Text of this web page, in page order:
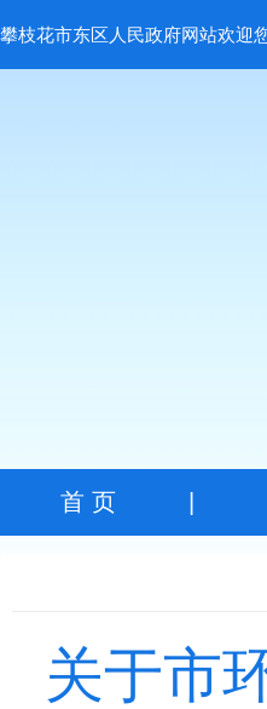
攀枝花市东区人民政府网站欢迎
首 页|
关于市